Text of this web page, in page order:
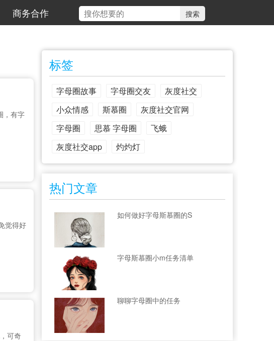
商务合作
，有字
觉得好
可奇
标签
字母圈故事 字母圈交友
灰度社交
小众情感
斯慕圈
灰度社交官网
字母圈
思慕 字母圈
飞蛾
灰度社交app
灼灼灯
热门文章
如何做好字母斯慕圈的S
字母斯慕圈小m任务清单
聊聊字母圈中的任务